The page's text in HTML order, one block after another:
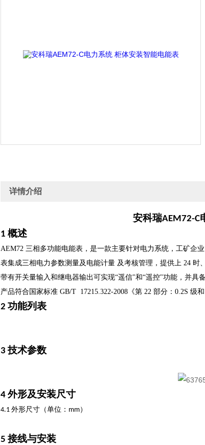
详情介绍
安科瑞AEM72-
1 概述
AEM72 三相多功能电能表，是一款主要针对电力系统，工矿企
表集成三相电力参数测量及电能计量 及考核管理，提供上 24 时
带有开关量输入和继电器输出可实现“遥信"和“遥控"功能，并具
产品符合国家标准 GB/T 17215.322-2008《第 22 部分：0.2S 级
2 功能列表
3技术参数
4 外形及安装尺寸
4.1 外形尺寸（单位： mm）
5 接线与安装